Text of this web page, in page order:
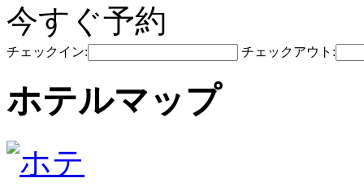
今すぐ予約
チェックイン: チェックアウト:
ホテルマップ